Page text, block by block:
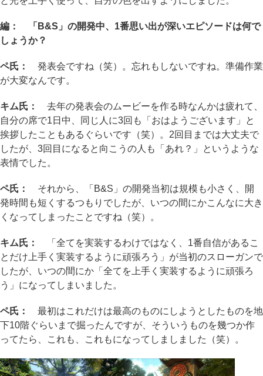
編： 「B&S」の開発中、1番思い出が深いエピソードは何で
しょうか？
ペ氏：
発表会ですね（笑）。忘れもしないですね。準備作業
が大変なんです。
キム氏：
去年の発表会のムービーを作る時なんかは疲れて、
自分の席で1日中、同じ人に3回も「おはようございます」と
挨拶したこともあるぐらいです（笑）。2回目までは大丈夫で
したが、3回目になると向こうの人も「あれ？」というような
表情でした。
ペ氏：
それから、「B&S」の開発当初は規模も小さく、開
発時間も短くするつもりでしたが、いつの間にかこんなに大き
くなってしまったことですね（笑）。
キム氏：
「全てを実装するわけではなく、1番自信があるこ
とだけ上手く実装するように頑張ろう」が当初のスローガンで
したが、いつの間にか「全てを上手く実装するように頑張ろ
う」になってしまいました。
ペ氏：
最初はこれだけは最高のものにしようとしたものを地
下10階ぐらいまで掘ったんですが、そういうものを幾つか作
ってたら、これも、これもになってしましました（笑）。